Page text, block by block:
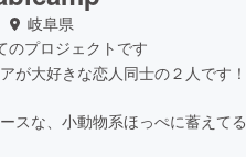
岐阜県
のプロジェクトです
が大好きな恋人同士の２人です！
スな、小動物系ほっぺに蓄えてる